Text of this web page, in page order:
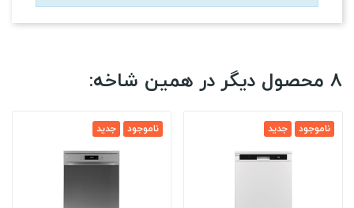
8 محصول دیگر در همین شاخه:
جدید ناموجود جدید ناموجود